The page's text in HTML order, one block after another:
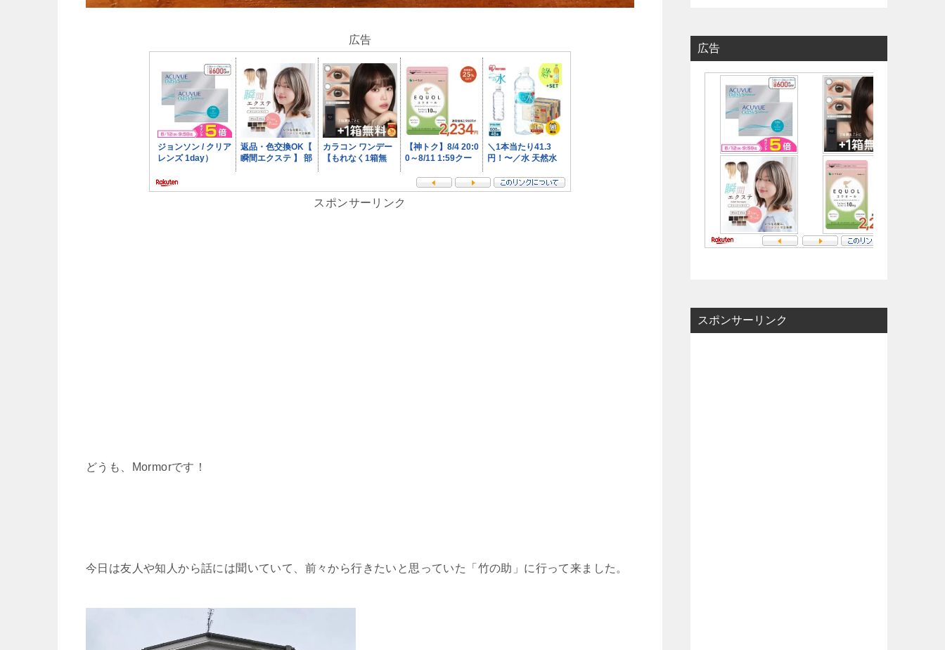
広告
スポンサーリンク
どうも、Mormorです！
今日は友人や知人から話には聞いていて、前々から行きたいと思っていた「竹の助」に行って来ました。
広告
スポンサーリンク